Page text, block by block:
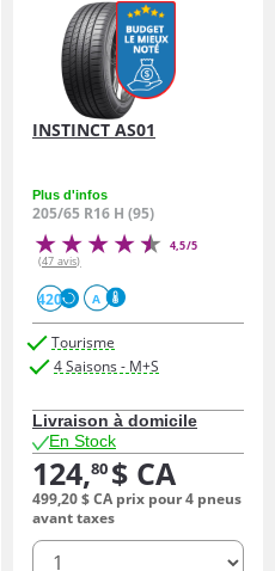
INSTINCT AS01
Plus d'infos
205/65 R16 H (95)
4,5/5
(47 avis)
420 A
Tourisme
4 Saisons - M+S
Livraison à domicile
En Stock
124,80 $ CA
499,20$ CA prix pour 4 pneus
avant taxes
quantité